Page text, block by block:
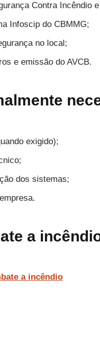
Contra Incêndio
Infoscip do CBMMG;
no local;
e emissão do AVCB.
exigido);
dos sistemas;
a
a incêndio